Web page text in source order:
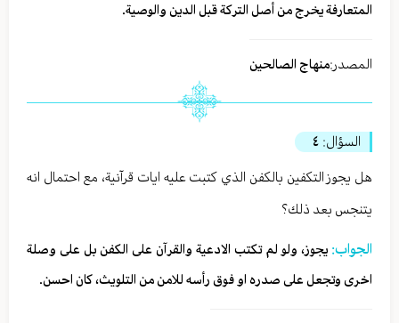
المتعارفة يخرج من أصل التركة قبل الدين والوصية.
المصدر:منهاج الصالحين
السؤال: ٤
هل يجوز التكفين بالكفن الذي كتبت عليه ايات قرآنية، مع احتمال انه
يتنجس بعد ذلك؟
الجواب: يجوز، ولو لم تكتب الادعية والقرآن على الكفن بل على وصلة
اخرى وتجعل على صدره او فوق رأسه للامن من التلويث، كان احسن.